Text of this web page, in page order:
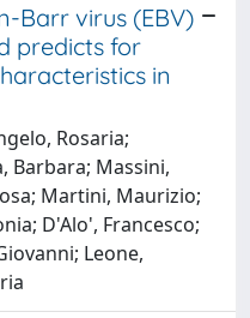
Barr virus (EBV)
predicts for
in
Rosaria;
Barbara; Massini,
Martini, Maurizio;
D'Alo', Francesco;
Leone,